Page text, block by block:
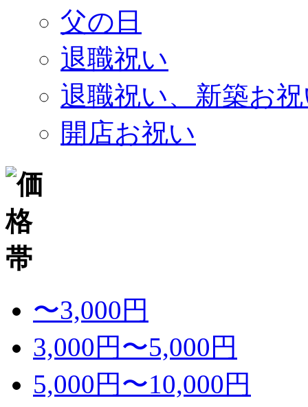
父の日
退職祝い
退職祝い、新築お
開店お祝い
〜3,000円
3,000円〜5,000円
5,000円〜10,000円